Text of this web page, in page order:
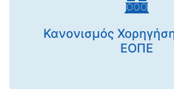
Κανονισμός
ΕΟΠΕ